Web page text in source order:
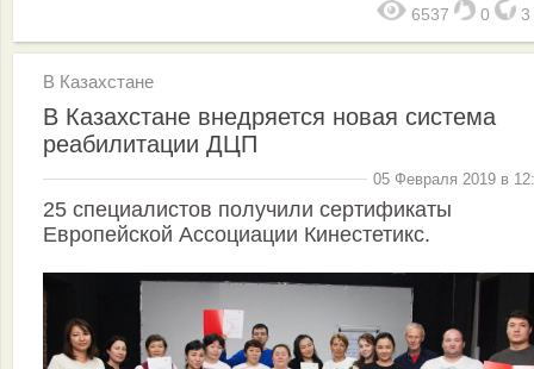
6537 0 3
В Казахстане
В Казахстане внедряется новая система
реабилитации ДЦП
05 Февраля 2019 в
25 специалистов получили сертификаты
Европейской Ассоциации Кинестетикс.